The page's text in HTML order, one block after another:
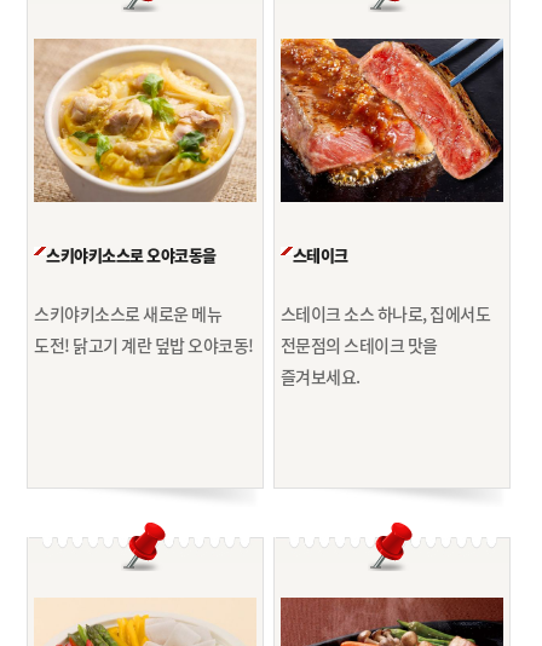
스키야키소스로 오야코동을
스키야키소스로 새로운 메뉴
도전! 닭고기 계란 덮밥 오야코동!
스테이크
스테이크 소스 하나로, 집에서도
전문점의 스테이크 맛을
즐겨보세요.